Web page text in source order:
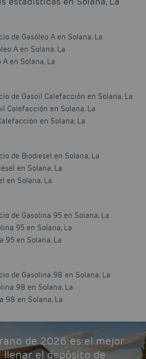
de Gasóleo A en Solana, La
A en Solana, La
en Solana, La
de Gasoil Calefacción en Solana, La
Calefacción en Solana, La
en Solana, La
de Biodiesel en Solana, La
en Solana, La
en Solana, La
de Gasolina 95 en Solana, La
95 en Solana, La
95 en Solana, La
de Gasolina 98 en Solana, La
98 en Solana, La
98 en Solana, La
de 2026 es el mejor
el depósito de